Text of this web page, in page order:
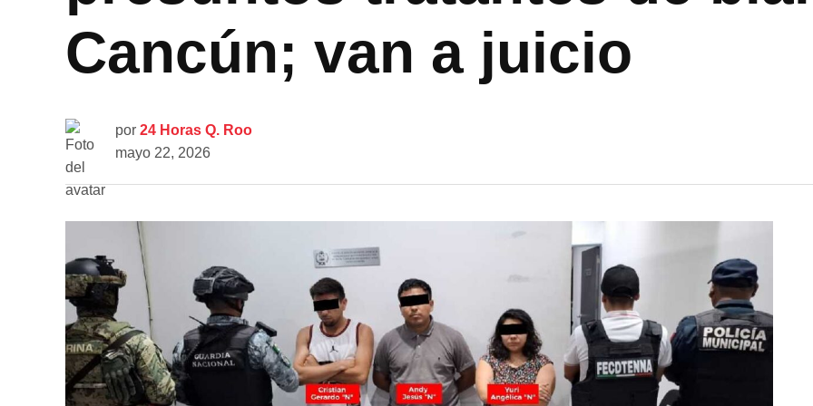
Cancún; van a juicio
por 24 Horas Q. Roo
mayo 22, 2026